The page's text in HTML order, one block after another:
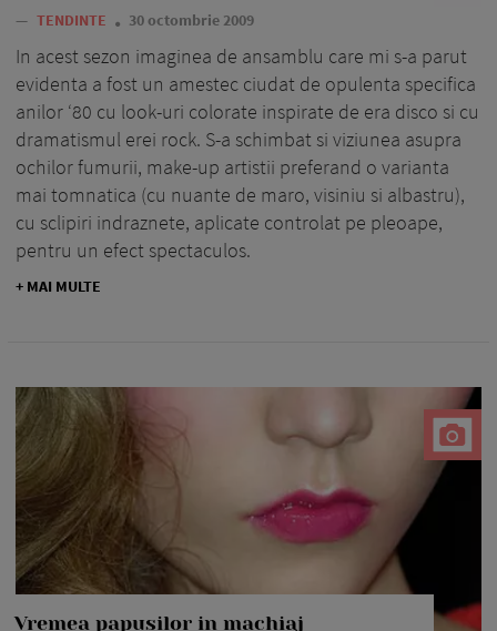
— TENDINTE 30 octombrie 2009
In acest sezon imaginea de ansamblu care mi s-a parut
evidenta a fost un amestec ciudat de opulenta specifica
anilor ‘80 cu look-uri colorate inspirate de era disco si cu
dramatismul erei rock. S-a schimbat si viziunea asupra
ochilor fumurii, make-up artistii preferand o varianta
mai tomnatica (cu nuante de maro, visiniu si albastru),
cu sclipiri indraznete, aplicate controlat pe pleoape,
pentru un efect spectaculos.
+ MAI MULTE
Vremea papusilor in machiaj